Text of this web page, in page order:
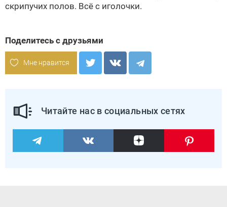
скрипучих полов. Всё с иголочки.
Поделитесь с друзьями
Мне нравится
Читайте нас в социальных сетях